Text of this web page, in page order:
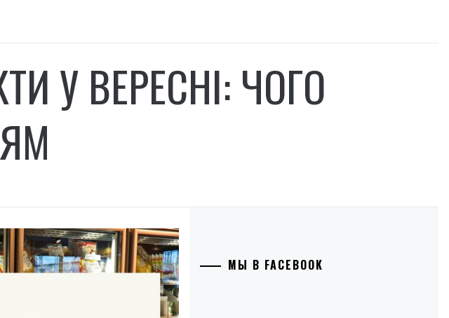
У ВЕРЕСНІ: ЧОГО
МЫ В FACEBOOK